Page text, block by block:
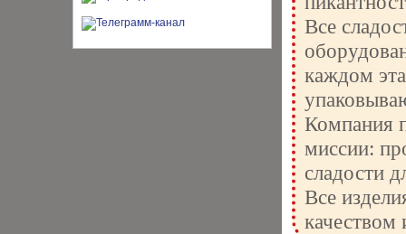
Все
каждом
Компания
миссии:
сладости
Все
качеством